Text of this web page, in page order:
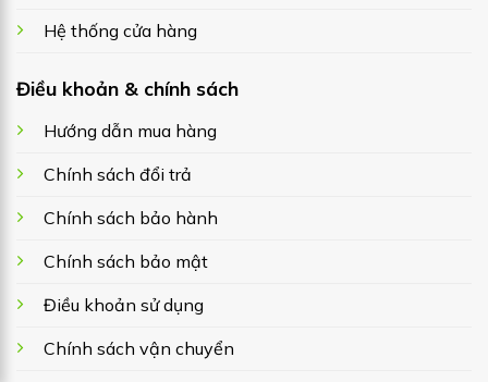
Hệ thống cửa hàng
Điều khoản & chính sách
Hướng dẫn mua hàng
Chính sách đổi trả
Chính sách bảo hành
Chính sách bảo mật
Điều khoản sử dụng
Chính sách vận chuyển